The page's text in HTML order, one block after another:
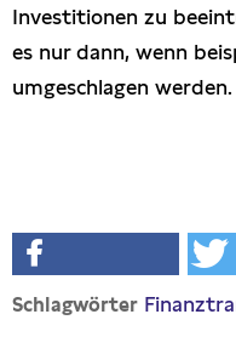
Investitionen zu
es nur dann, wenn
umgeschlagen werden.
Schlagwörter